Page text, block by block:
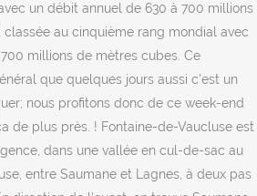
un débit annuel de 630 à 700 millions
au cinquième rang mondial avec
millions de mètres cubes. Ce
que quelques jours aussi c'est un
nous profitons donc de ce week-end
de plus près. ! Fontaine-de-Vaucluse est
dans une vallée en cul-de-sac au
entre Saumane et Lagnes, à deux pas